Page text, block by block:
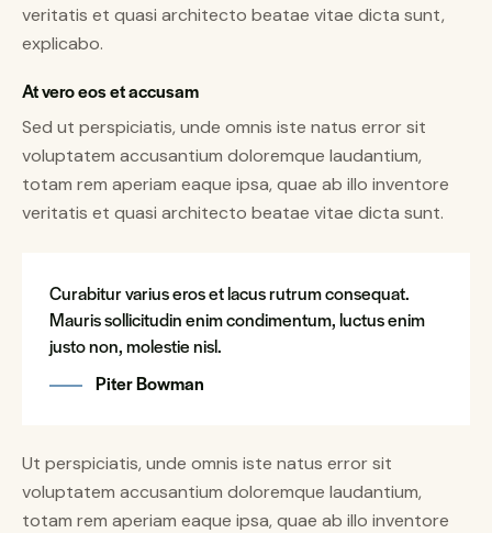
veritatis et quasi architecto beatae vitae dicta sunt,
explicabo.
At vero eos et accusam
Sed ut perspiciatis, unde omnis iste natus error sit
voluptatem accusantium doloremque laudantium,
totam rem aperiam eaque ipsa, quae ab illo inventore
veritatis et quasi architecto beatae vitae dicta sunt.
Curabitur varius eros et lacus rutrum consequat.
Mauris sollicitudin enim condimentum, luctus enim
justo non, molestie nisl.
Piter Bowman
Ut perspiciatis, unde omnis iste natus error sit
voluptatem accusantium doloremque laudantium,
totam rem aperiam eaque ipsa, quae ab illo inventore